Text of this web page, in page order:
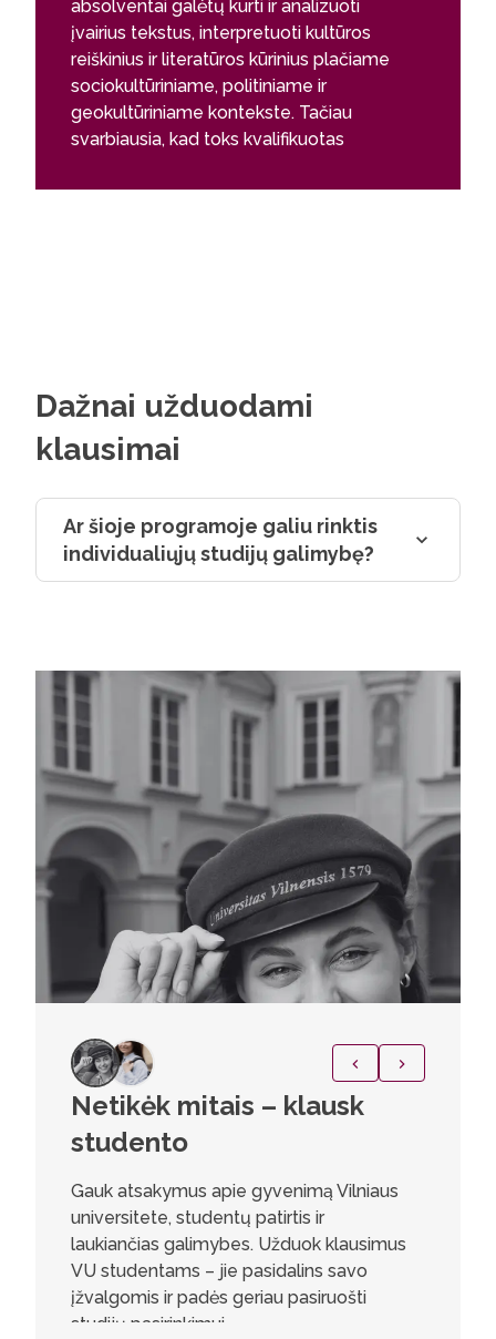
absolventai galėtų kurti ir analizuoti
įvairius tekstus, interpretuoti kultūros
reiškinius ir literatūros kūrinius plačiame
sociokultūriniame, politiniame ir
geokultūriniame kontekste. Tačiau
svarbiausia, kad toks kvalifikuotas
perspektyvą ir matytų pasaulį, suprastų
Dažnai užduodami
klausimai
Ar šioje programoje galiu rinktis
individualiųjų studijų galimybę?
Netikėk mitais – klausk
studento
Gauk atsakymus apie gyvenimą Vilniaus
universitete, studentų patirtis ir
laukiančias galimybes. Užduok klausimus
VU studentams – jie pasidalins savo
įžvalgomis ir padės geriau pasiruošti
studijų pasirinkimui.